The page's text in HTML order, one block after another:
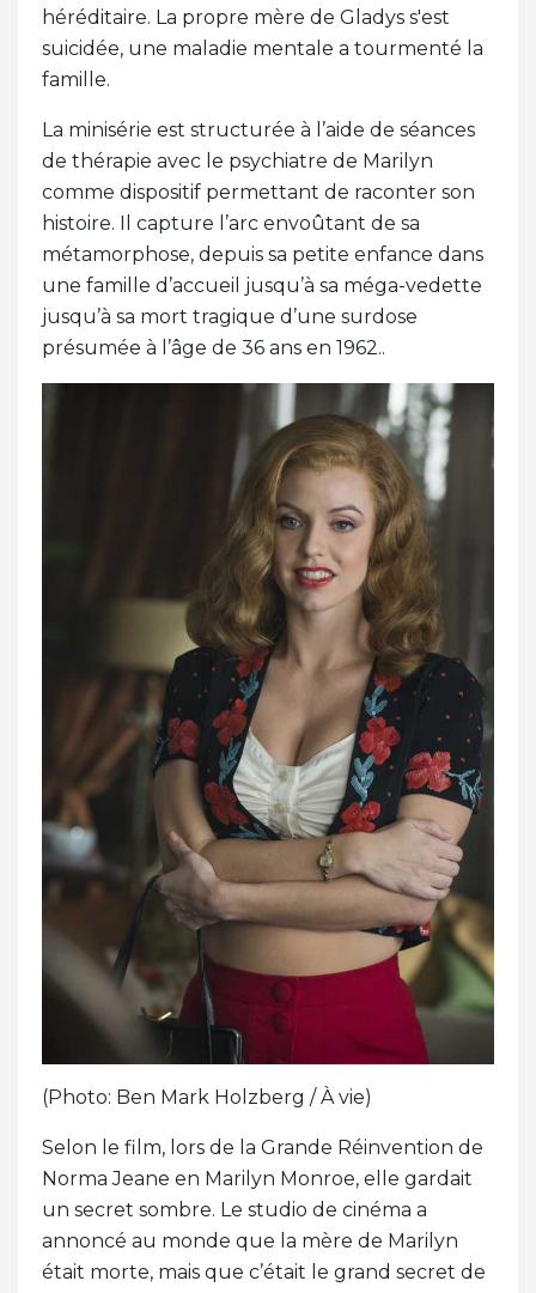
héréditaire. La propre mère de Gladys s'est
suicidée, une maladie mentale a tourmenté la
famille.
La minisérie est structurée à l’aide de séances
de thérapie avec le psychiatre de Marilyn
comme dispositif permettant de raconter son
histoire. Il capture l’arc envoûtant de sa
métamorphose, depuis sa petite enfance dans
une famille d’accueil jusqu’à sa méga-vedette
jusqu’à sa mort tragique d’une surdose
présumée à l’âge de 36 ans en 1962..
(Photo: Ben Mark Holzberg / À vie)
Selon le film, lors de la Grande Réinvention de
Norma Jeane en Marilyn Monroe, elle gardait
un secret sombre. Le studio de cinéma a
annoncé au monde que la mère de Marilyn
était morte, mais que c’était le grand secret de